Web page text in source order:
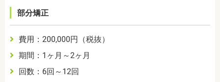
部分矯正
費用：200,000円（税抜）
期間：1ヶ月～2ヶ月
回数：6回～12回